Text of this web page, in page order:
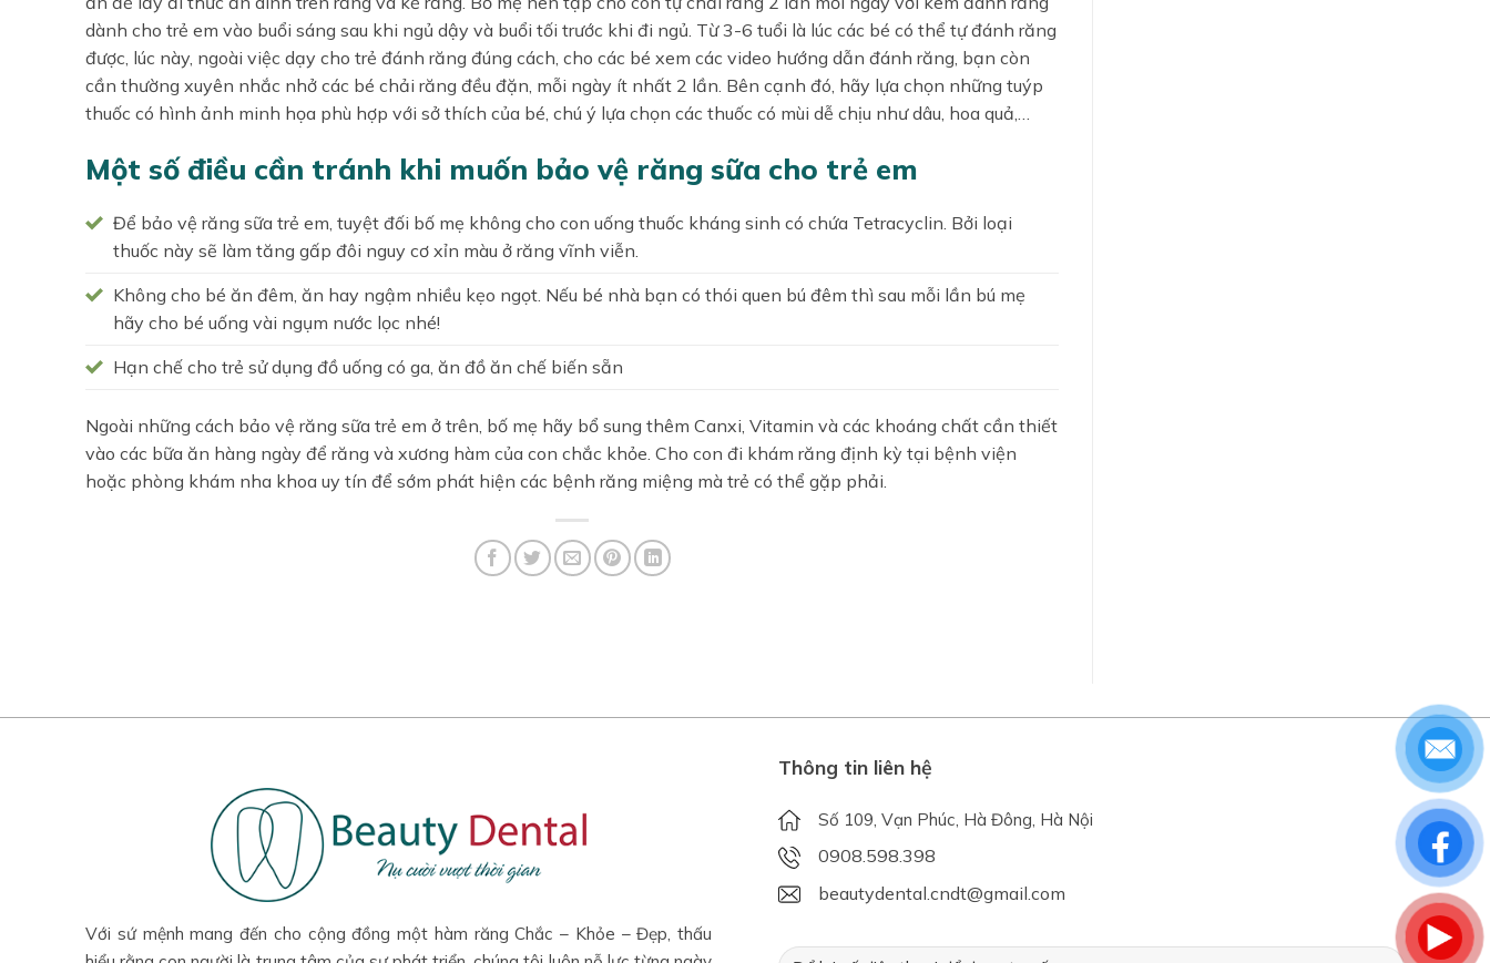
dành cho trẻ em vào buổi sáng sau khi ngủ dậy và buổi tối trước khi đi ngủ. Từ 3-6 tuổi là lúc các bé có thể tự đánh răng
được, lúc này, ngoài việc dạy cho trẻ đánh răng đúng cách, cho các bé xem các video hướng dẫn đánh răng, bạn còn
cần thường xuyên nhắc nhở các bé chải răng đều đặn, mỗi ngày ít nhất 2 lần. Bên cạnh đó, hãy lựa chọn những tuýp
thuốc có hình ảnh minh họa phù hợp với sở thích của bé, chú ý lựa chọn các thuốc có mùi dễ chịu như dâu, hoa quả,…
Một số điều cần tránh khi muốn bảo vệ răng sữa cho trẻ em
Để bảo vệ răng sữa trẻ em, tuyệt đối bố mẹ không cho con uống thuốc kháng sinh có chứa Tetracyclin. Bởi loại
thuốc này sẽ làm tăng gấp đôi nguy cơ xỉn màu ở răng vĩnh viễn.
Không cho bé ăn đêm, ăn hay ngậm nhiều kẹo ngọt. Nếu bé nhà bạn có thói quen bú đêm thì sau mỗi lần bú mẹ
hãy cho bé uống vài ngụm nước lọc nhé!
Hạn chế cho trẻ sử dụng đồ uống có ga, ăn đồ ăn chế biến sẵn
Ngoài những cách bảo vệ răng sữa trẻ em ở trên, bố mẹ hãy bổ sung thêm Canxi, Vitamin và các khoáng chất cần thiết
vào các bữa ăn hàng ngày để răng và xương hàm của con chắc khỏe. Cho con đi khám răng định kỳ tại bệnh viện
hoặc phòng khám nha khoa uy tín để sớm phát hiện các bệnh răng miệng mà trẻ có thể gặp phải.
Với sứ mệnh mang đến cho cộng đồng một hàm răng Chắc – Khỏe – Đẹp, thấu
Thông tin liên hệ
Số 109, Vạn Phúc, Hà Đông, Hà Nội
0908.598.398
beautydental.cndt@gmail.com